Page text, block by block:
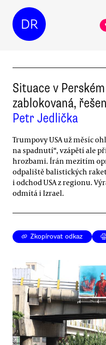
DR
Situace v
zablokovaná,
Petr Jedlička
Trumpovy USA už měsíc
na spadnutí“, vzápětí ale
hrozbami. Írán mezitím
odpaliště balistických
i odchod USA z regionu.
odmítá i Izrael.
Zkopírovat odkaz